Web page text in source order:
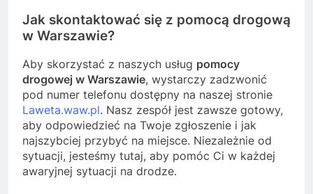
Jak skontaktować się z pomocą drogową
w Warszawie?
Aby skorzystać z naszych usług pomocy
drogowej w Warszawie, wystarczy zadzwonić
pod numer telefonu dostępny na naszej stronie
Laweta.waw.pl. Nasz zespół jest zawsze gotowy,
aby odpowiedzieć na Twoje zgłoszenie i jak
najszybciej przybyć na miejsce. Niezależnie od
sytuacji, jesteśmy tutaj, aby pomóc Ci w każdej
awaryjnej sytuacji na drodze.